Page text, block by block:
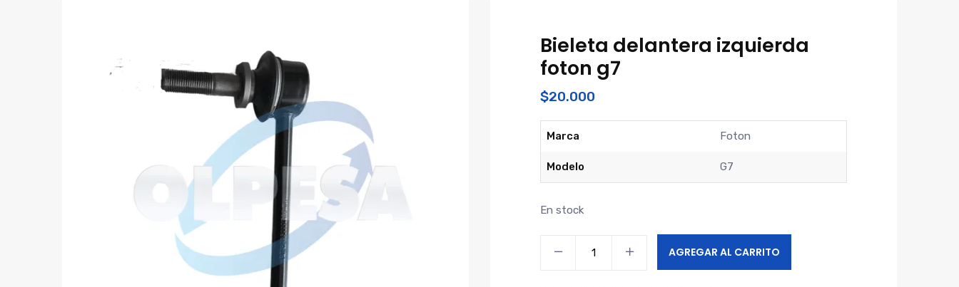
Bieleta delantera izquierda
foton g7
$20.000
Marca Foton
Modelo G7
En stock
AGREGAR AL CARRITO